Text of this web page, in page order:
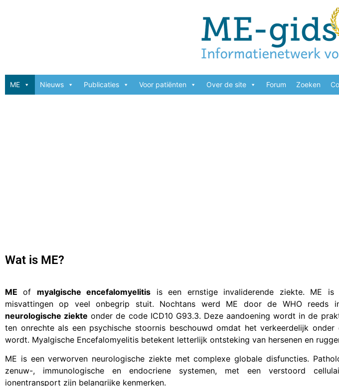
ME Nieuws Publicaties Voor patiënten Over de site Forum Zoeken
Wat is ME?
ME of myalgische encefalomyelitis is een ernstige invaliderende ziekte. ME
misvattingen op veel onbegrip stuit. Nochtans werd ME door de WHO reeds
neurologische ziekte onder de code ICD10 G93.3. Deze aandoening wordt in de
ten onrechte als een psychische stoornis beschouwd omdat het verkeerdelijk onder
wordt. Myalgische Encefalomyelitis betekent letterlijk ontsteking van hersenen en
ME is een verworven neurologische ziekte met complexe globale disfuncties.
zenuw-, immunologische en endocriene systemen, met een verstoord
ionentransport zijn belangrijke kenmerken.